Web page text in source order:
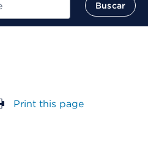
Buscar
Print this page